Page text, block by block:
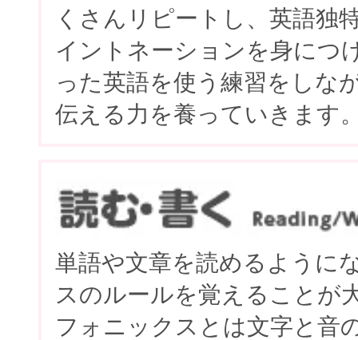
くさんリピートし、英語独
イントネーションを身につ
った英語を使う練習をしな
伝える力を養っていきます
単語や文章を読めるように
スのルールを覚えることが
フォニックスとは文字と音